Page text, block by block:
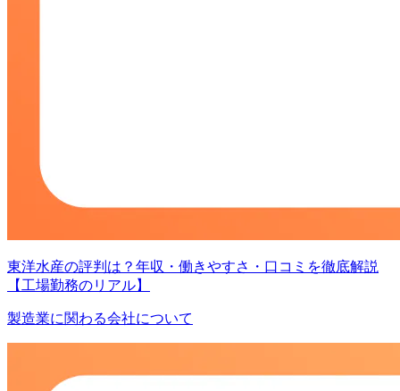
東洋水産の評判は？年収・働きやすさ・口コミを徹底解説
【工場勤務のリアル】
製造業に関わる会社について